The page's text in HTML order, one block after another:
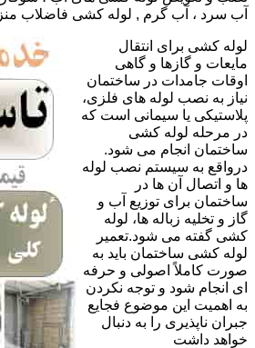
آب سرد ، آب گرم , لوله کشی فاضلاب
لوله کشی برای انتقال
مایعات و گازها و گاهی
اوقات جامدات در ساختمان
نیاز به نصب لوله های فلزی،
پلاستیکی یا سیمانی است که
در مرحله لوله کشی
ساختمان انجام می شود.
درواقع به سیستم نصب لوله
ها و اتصال آن ها در
ساختمان برای توزیع آب و
گاز و تخلیه زباله ها، لوله
کشی گفته می شود.تعمیر
لوله کشی ساختمان باید به
صورت کاملاً اصولی و حرفه
ای انجام شود و توجه نکردن
به اهمیت این موضوع فجایع
جبران ناپذیری را به دنبال
خواهد داشت